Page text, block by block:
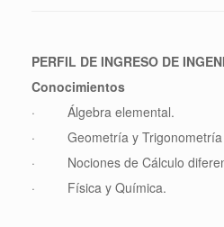
PERFIL DE INGRESO DE
Conocimientos
· Álgebra elemental.
· Geometría y Trigonometría
· Nociones de Cálculo
· Física y Química.